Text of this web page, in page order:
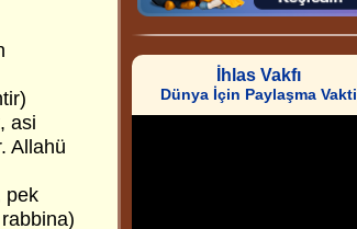
asi
Allahü
pek
İhlas Vakfı
Dünya İçin Paylaşma Vakti